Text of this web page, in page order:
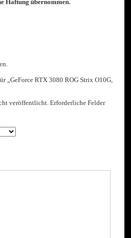
Haftung übernommen.
„GeForce RTX 3080 ROG Strix O10G,
veröffentlicht. Erforderliche Felder